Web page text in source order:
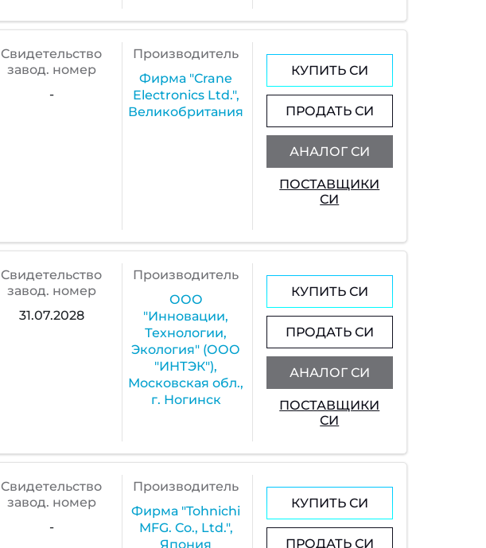
Cвидетельство
завод. номер
-
Производитель
Фирма "Crane
Electronics Ltd.",
Великобритания
КУПИТЬ СИ
ПРОДАТЬ СИ
АНАЛОГ СИ
ПОСТАВЩИКИ
СИ
Cвидетельство
завод. номер
31.07.2028
Производитель
ООО
"Инновации,
Технологии,
Экология" (ООО
"ИНТЭК"),
Московская обл.,
г. Ногинск
КУПИТЬ СИ
ПРОДАТЬ СИ
АНАЛОГ СИ
ПОСТАВЩИКИ
СИ
Cвидетельство
завод. номер
-
Производитель
Фирма "Tohnichi
MFG. Co., Ltd.",
Япония
КУПИТЬ СИ
ПРОДАТЬ СИ